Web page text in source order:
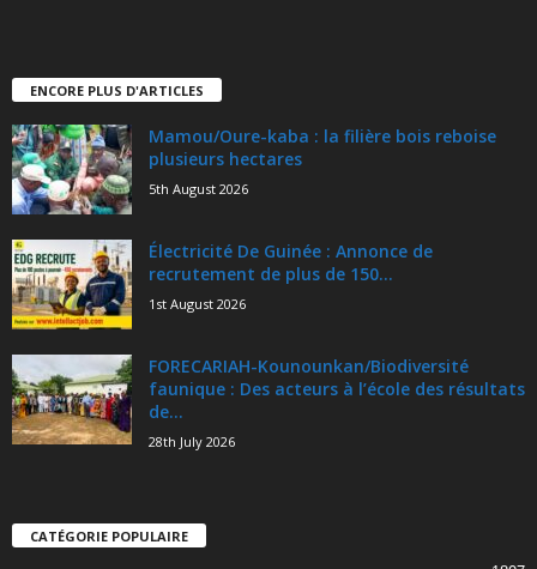
ENCORE PLUS D'ARTICLES
Mamou/Oure-kaba : la filière bois reboise
plusieurs hectares
5th August 2026
Électricité De Guinée : Annonce de
recrutement de plus de 150...
1st August 2026
FORECARIAH-Kounounkan/Biodiversité
faunique : Des acteurs à l’école des résultats
de...
28th July 2026
CATÉGORIE POPULAIRE